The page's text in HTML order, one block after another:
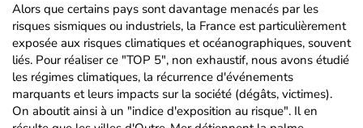
Alors que certains pays sont davantage menacés par les
risques sismiques ou industriels, la France est particulièrement
exposée aux risques climatiques et océanographiques, souvent
liés. Pour réaliser ce "TOP 5", non exhaustif, nous avons étudié
les régimes climatiques, la récurrence d'événements
marquants et leurs impacts sur la société (dégâts, victimes).
On aboutit ainsi à un "indice d'exposition au risque". Il en